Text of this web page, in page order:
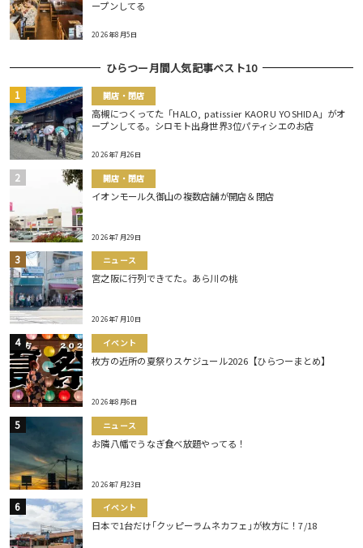
ープンしてる
2026年8月5日
ひらつー月間人気記事ベスト10
開店・閉店
高槻につくってた「HALO, patissier KAORU YOSHIDA」がオ
ープンしてる。シロモト出身世界3位パティシエのお店
2026年7月26日
開店・閉店
イオンモール久御山の複数店舗が開店＆閉店
2026年7月29日
ニュース
宮之阪に行列できてた。あら川の桃
2026年7月10日
イベント
枚方の近所の夏祭りスケジュール2026【ひらつーまとめ】
2026年8月6日
ニュース
お隣八幡でうなぎ食べ放題やってる！
2026年7月23日
イベント
日本で1台だけ｢クッピーラムネカフェ｣が枚方に！7/18